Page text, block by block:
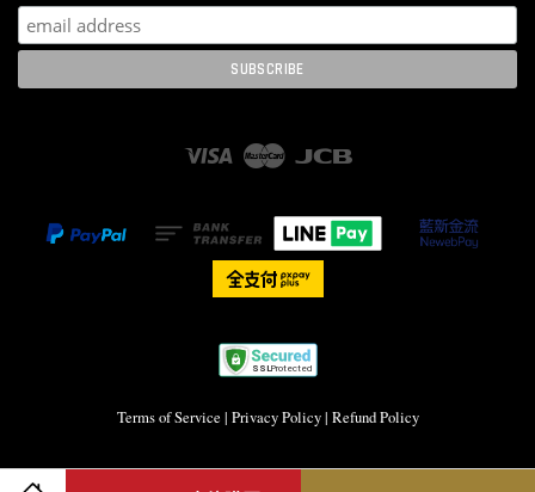
Visa Master
Terms of Service | Privacy Policy| Refund Policy